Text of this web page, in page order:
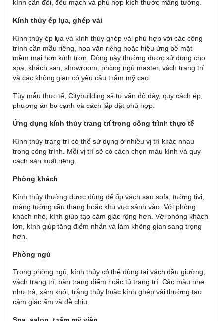
kính cân đối, đều mạch và phù hợp kích thước mảng tường.
Kính thủy ép lụa, ghép vải
Kính thủy ép lụa và kính thủy ghép vải phù hợp với các công
trình cần mẫu riêng, hoa văn riêng hoặc hiệu ứng bề mặt
mềm mại hơn kính trơn. Dòng này thường được sử dụng cho
spa, khách sạn, showroom, phòng ngủ master, vách trang trí
và các không gian có yêu cầu thẩm mỹ cao.
Tùy mẫu thực tế, Citybuilding sẽ tư vấn độ dày, quy cách ép,
phương án bo cạnh và cách lắp đặt phù hợp.
Ứng dụng kính thủy trang trí trong công trình thực tế
Kính thủy trang trí có thể sử dụng ở nhiều vị trí khác nhau
trong công trình. Mỗi vị trí sẽ có cách chọn màu kính và quy
cách sản xuất riêng.
Phòng khách
Kính thủy thường được dùng để ốp vách sau sofa, tường tivi,
mảng tường cầu thang hoặc khu vực sảnh vào. Với phòng
khách nhỏ, kính giúp tạo cảm giác rộng hơn. Với phòng khách
lớn, kính giúp tăng điểm nhấn và làm không gian sang trọng
hơn.
Phòng ngủ
Trong phòng ngủ, kính thủy có thể dùng tại vách đầu giường,
vách trang trí, bàn trang điểm hoặc tủ trang trí. Các màu nhẹ
như trà, xám khói, trắng thủy hoặc kính ghép vải thường tạo
cảm giác ấm và dễ chịu.